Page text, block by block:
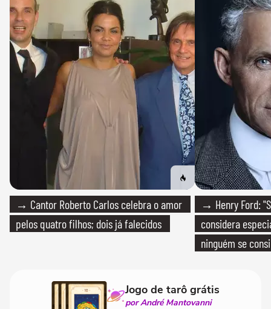
→ Cantor Roberto Carlos celebra o amor
pelos quatro filhos; dois já falecidos
→ Henry Ford:
considera
ninguém se
Jogo de tarô grátis
por André Mantovanni